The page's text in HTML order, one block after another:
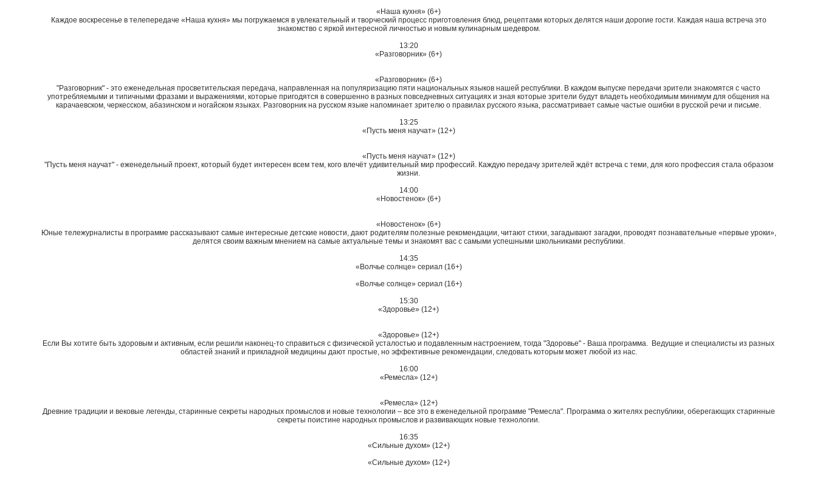
«Наша кухня» (6+)
Каждое воскресенье в телепередаче «Наша кухня» мы погружаемся в увлекательный и творческий процесс приготовления блюд, рецептами которых делятся наши дорогие гости. Каждая наша встреча это
знакомство с яркой интересной личностью и новым кулинарным шедевром.
13:20
«Разговорник» (6+)
«Разговорник» (6+)
"Разговорник" - это еженедельная просветительская передача, направленная на популяризацию пяти национальных языков нашей республики. В каждом выпуске передачи зрители знакомятся с часто
употребляемыми и типичными фразами и выражениями, которые пригодятся в совершенно в разных повседневных ситуациях и зная которые зрители будут владеть необходимым минимум для общения на
карачаевском, черкесском, абазинском и ногайском языках. Разговорник на русском языке напоминает зрителю о правилах русского языка, рассматривает самые частые ошибки в русской речи и письме.
13:25
«Пусть меня научат» (12+)
«Пусть меня научат» (12+)
"Пусть меня научат" - еженедельный проект, который будет интересен всем тем, кого влечёт удивительный мир профессий. Каждую передачу зрителей ждёт встреча с теми, для кого профессия стала образом
жизни.
14:00
«Новостенок» (6+)
«Новостенок» (6+)
Юные тележурналисты в программе рассказывают самые интересные детские новости, дают родителям полезные рекомендации, читают стихи, загадывают загадки, проводят познавательные «первые уроки»,
делятся своим важным мнением на самые актуальные темы и знакомят вас с самыми успешными школьниками республики.
14:35
«Волчье солнце» сериал (16+)
«Волчье солнце» сериал (16+)
15:30
«Здоровье» (12+)
«Здоровье» (12+)
Если Вы хотите быть здоровым и активным, если решили наконец-то справиться с физической усталостью и подавленным настроением, тогда "Здоровье" - Ваша программа. Ведущие и специалисты из разных
областей знаний и прикладной медицины дают простые, но эффективные рекомендации, следовать которым может любой из нас.
16:00
«Ремесла» (12+)
«Ремесла» (12+)
Древние традиции и вековые легенды, старинные секреты народных промыслов и новые технологии – все это в еженедельной программе "Ремесла". Программа о жителях республики, оберегающих старинные
секреты поистине народных промыслов и развивающих новые технологии.
16:35
«Сильные духом» (12+)
«Сильные духом» (12+)